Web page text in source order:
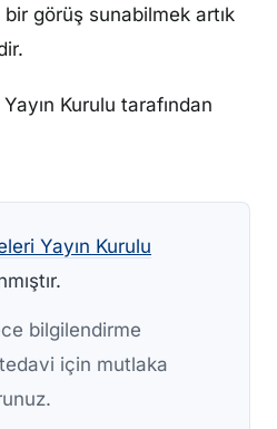
bir görüş sunabilmek artık
Kurulu tarafından
Yayın Kurulu
bilgilendirme
tedavi için mutlaka